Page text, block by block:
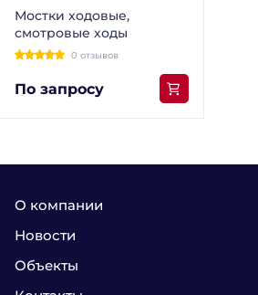
Мостки ходовые,
смотровые ходы
0 отзывов
По запросу
О компании
Новости
Объекты